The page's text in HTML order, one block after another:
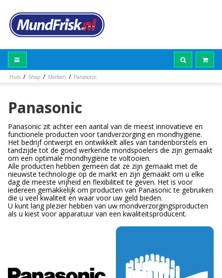
Huis / Shop / Merken / Panasonic
Panasonic
Panasonic zit achter een aantal van de meest innovatieve en
functionele producten voor tandverzorging en mondhygiëne.
Het bedrijf ontwerpt en ontwikkelt alles van tandenborstels en
tandzijde tot de goed werkende mondspoelers die zijn gemaakt
om een optimale mondhygiëne te voltooien.
Alle producten hebben gemeen dat ze zijn gemaakt met de
nieuwste technologie op de markt en zijn gemaakt om u elke
dag de meeste vrijheid en flexibiliteit te geven. Het is voor
iedereen gemakkelijk om producten van Panasonic te gebruiken
die u veel kwaliteit en waar voor uw geld bieden.
U kunt lang plezier hebben van uw mondverzorgingsproducten
als u kiest voor apparatuur van een kwaliteitsproducent.